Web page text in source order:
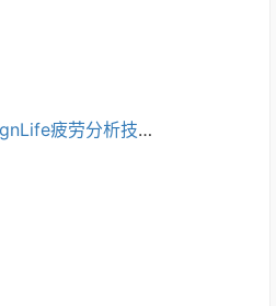
ANSYS nCode DesignLife疲劳分析技术培训